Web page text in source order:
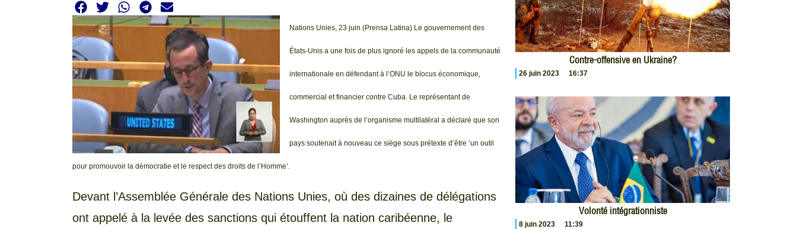
Nations Unies, 23 juin (Prensa Latina) Le gouvernement des
États-Unis a une fois de plus ignoré les appels de la communauté
internationale en défendant à l’ONU le blocus économique,
commercial et financier contre Cuba. Le représentant de
Washington auprès de l’organisme multilatéral a déclaré que son
pays soutenait à nouveau ce siège sous prétexte d’être ‘un outil
pour promouvoir la démocratie et le respect des droits de l’Homme’.
Devant l’Assemblée Générale des Nations Unies, où des dizaines de délégations
ont appelé à la levée des sanctions qui étouffent la nation caribéenne, le
Contre-offensive en Ukraine?
26 juin 2023 16:37
Volonté intégrationniste
8 juin 2023 11:39